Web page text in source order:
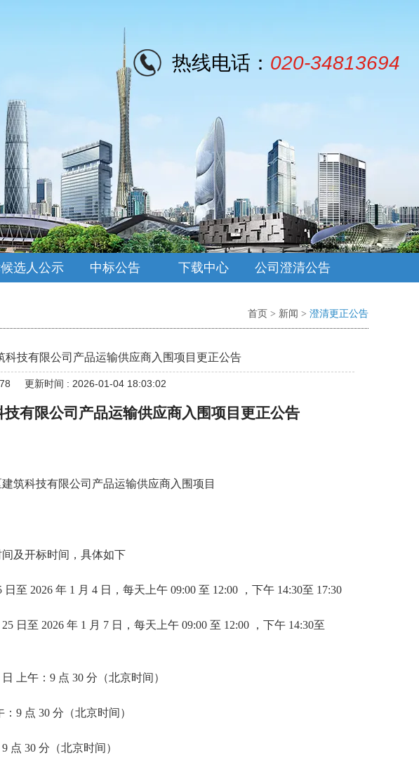
热线电话： 020-34813694
选人公示 中标公告 下载中心 公司澄清公告
首页 > 新闻 > 澄清更正公告
科技有限公司产品运输供应商入围项目更正公告
更新时间 : 2026-01-04 18:03:02
有限公司产品运输供应商入围项目 更正公告
筑科技有限公司产品运输供应商入围项目
及开标时间，具体如下
日至 2026 年 1 月 4 日，每天上午 09:00 至 12:00 ，下午 14:30至 17:30
日至 2026 年 1 月 7 日，每天上午 09:00 至 12:00 ，下午 14:30至
上午：9 点 30 分（北京时间）
： 9 点 30 分（北京时间）
点 30 分（北京时间）